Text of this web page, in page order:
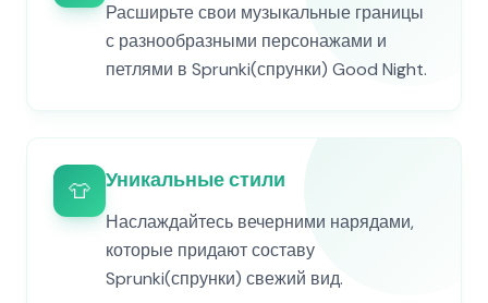
Расширьте свои музыкальные границы
с разнообразными персонажами и
петлями в Sprunki(спрунки) Good Night.
👕 Уникальные стили
Наслаждайтесь вечерними нарядами,
которые придают составу
Sprunki(спрунки) свежий вид.